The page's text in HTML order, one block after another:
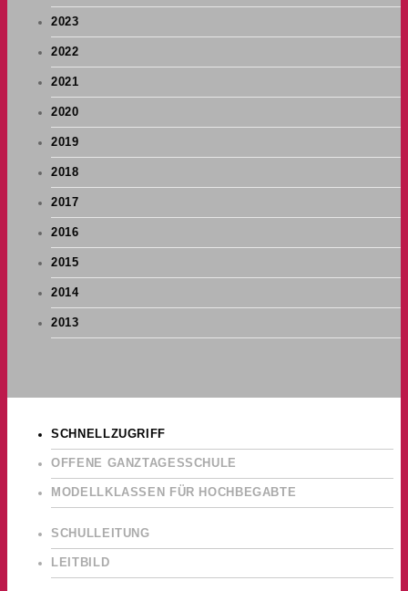
2023
2022
2021
2020
2019
2018
2017
2016
2015
2014
2013
SCHNELLZUGRIFF
OFFENE GANZTAGESSCHULE
MODELLKLASSEN FÜR HOCHBEGABTE
SCHULLEITUNG
LEITBILD